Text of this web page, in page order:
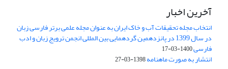
آخرین اخبار
انتخاب مجله تحقیقات آب و خاک ایران به عنوان مجله علمی برتر فارسی زبان
در سال 1399 در پانزدهمین گردهمایی بین المللی انجمن ترویج زبان و ادب
فارسی1400-03-17
انتشار به صورت ماهنامه1398-03-27